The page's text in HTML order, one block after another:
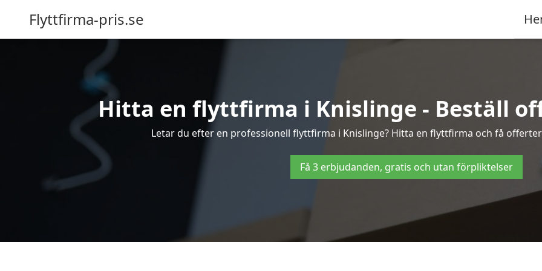
Flyttfirma-pris.se
Hitta en flyttfirma i Knislinge - Beställ
Letar du efter en professionell flyttfirma i Knislinge? Hitta en flyttfirma och få
Få 3 erbjudanden, gratis och utan förpliktelser